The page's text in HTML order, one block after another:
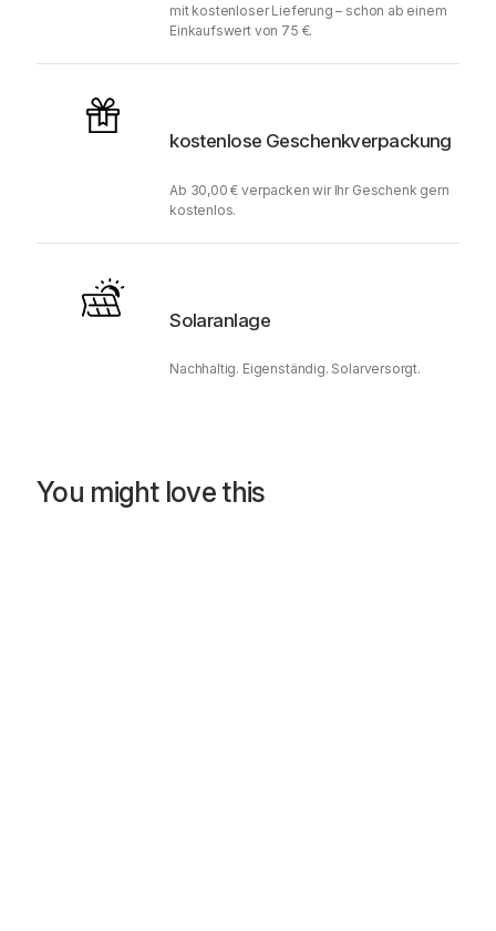
mit kostenloser Lieferung – schon ab einem
Einkaufswert von 75 €.
kostenlose Geschenkverpackung
Ab 30,00 € verpacken wir Ihr Geschenk gern
kostenlos.
Solaranlage
Nachhaltig. Eigenständig. Solarversorgt.
You might love this